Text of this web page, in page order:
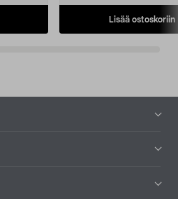
Lisää ostoskoriin